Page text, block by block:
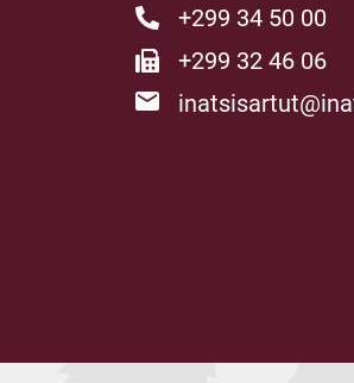
+299 34 50 00
+299 32 46 06